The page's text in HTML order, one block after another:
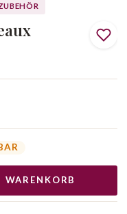
WARENKORB